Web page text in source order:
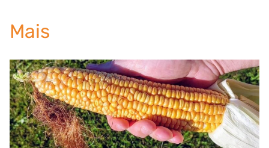
Mais